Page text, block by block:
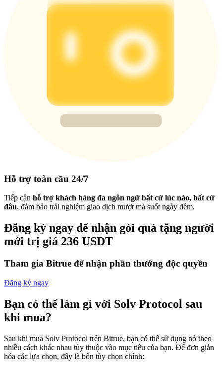
Hỗ trợ toàn cầu 24/7
Tiếp cận hỗ trợ khách hàng đa ngôn ngữ bất cứ lúc nào, bất cứ
đâu, đảm bảo trải nghiệm giao dịch mượt mà suốt ngày đêm.
Đăng ký ngay để nhận gói quà tặng người
mới trị giá 236 USDT
Tham gia Bitrue để nhận phần thưởng độc quyền
Đăng ký ngay
Bạn có thể làm gì với Solv Protocol sau
khi mua?
Sau khi mua Solv Protocol trên Bitrue, bạn có thể sử dụng nó theo
nhiều cách khác nhau tùy thuộc vào mục tiêu của bạn. Để đơn giản
hóa các lựa chọn, đây là bốn tùy chọn chính: